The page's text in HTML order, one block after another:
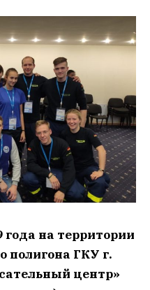
года на территории
полигона ГКУ г.
центр»